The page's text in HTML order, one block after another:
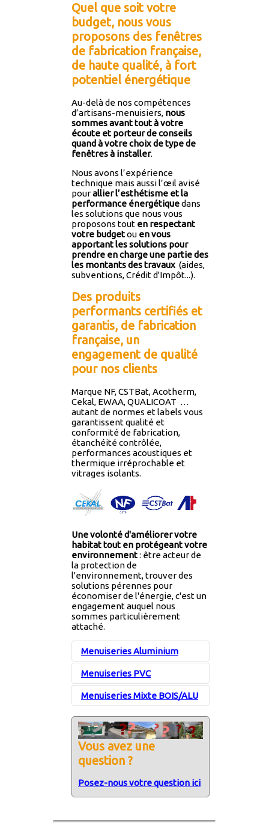
Quel que soit votre
budget, nous vous
proposons des fenêtres
de fabrication française,
de haute qualité, à fort
potentiel énergétique
Au-delà de nos compétences
d’artisans-menuisiers, nous
sommes avant tout à votre
écoute et porteur de conseils
quand à votre choix de type de
fenêtres à installer.
Nous avons l’expérience
technique mais aussi l’œil avisé
pourallier l’esthétisme et la
performance énergétiquedans
les solutions que nous vous
proposons tout en respectant
votre budgetou en vous
apportant les solutions pour
prendre en charge une partie des
les montants des travaux (aides,
subventions, Crédit d'Impôt...).
Des produits
performants certifiés et
garantis, de fabrication
française, un
engagement de qualité
pour nos clients
Marque NF, CSTBat, Acotherm,
Cekal, EWAA, QUALICOAT …
autant de normes et labels vous
garantissent qualité et
conformité de fabrication,
étanchéité contrôlée,
performances acoustiques et
thermique irréprochable et
vitrages isolants.
Une volonté d'améliorer votre
habitat tout en protégeant votre
environnement: être acteur de
la protection de
l'environnement, trouver des
solutions pérennes pour
économiser de l'énergie, c'est un
engagement auquel nous
sommes particulièrement
attaché.
Menuiseries Aluminium
produit à partir de matières
Menuiseries PVC
Pour les menuiseries PVC,
HABITAT COMPOSITE
collabore avecun fabricant
Menuiseries Mixte BOIS/ALU
La fenêtre qui n'a que
des bons côtés...
Côté
Vous avez une
question ?
Posez-nous votre question ici